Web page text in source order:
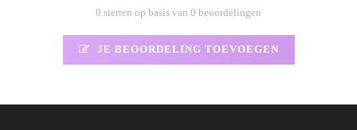
0 sterren op basis van 0 beoordelingen
JE BEOORDELING TOEVOEGEN